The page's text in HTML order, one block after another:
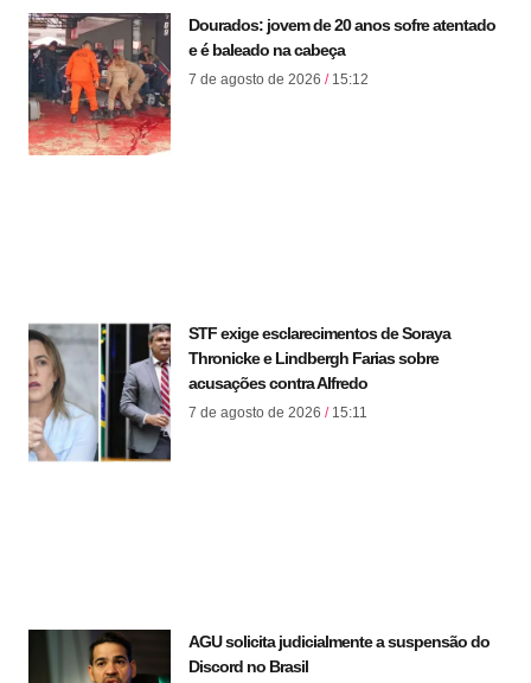
Dourados: jovem de 20 anos sofre atentado
e é baleado na cabeça
7 de agosto de 2026 15:12
STF exige esclarecimentos de Soraya
Thronicke e Lindbergh Farias sobre
acusações contra Alfredo
7 de agosto de 2026 15:11
AGU solicita judicialmente a suspensão do
Discord no Brasil